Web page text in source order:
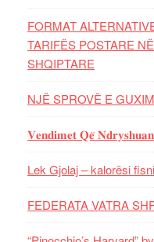
FORMAT
TARIFËS POSTARE
SHQIPTARE
NJË SPROVË E
𝐕𝐞𝐧𝐝𝐢𝐦𝐞𝐭 𝐐𝐞̈
Lek Gjolaj – kalorësi
FEDERATA VATRA